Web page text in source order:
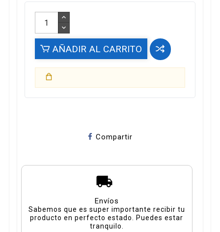
AÑADIR AL CARRITO
Compartir
Envíos
Sabemos que es super importante recibir tu
producto en perfecto estado. Puedes estar
tranquilo.